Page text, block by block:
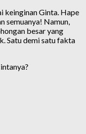
keinginan Ginta. Hape
semuanya! Namun,
besar yang
Satu demi satu fakta